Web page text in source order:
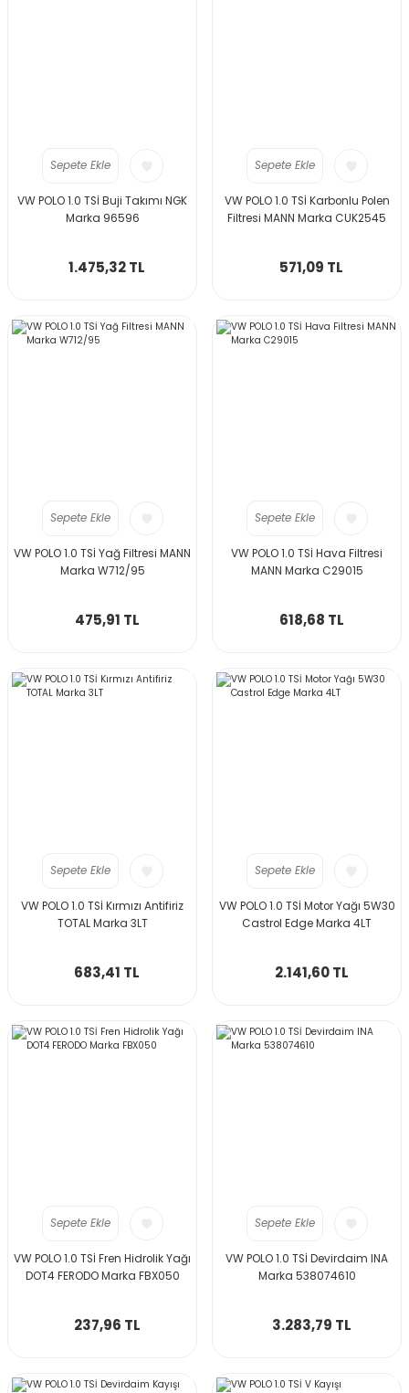
Sepete Ekle
VW POLO 1.0 TSİ Buji Takımı NGK
Marka 96596
1.475,32 TL
Sepete Ekle
VW POLO 1.0 TSİ Karbonlu Polen
Filtresi MANN Marka CUK2545
571,09 TL
Sepete Ekle
VW POLO 1.0 TSİ Yağ Filtresi MANN
Marka W712/95
475,91 TL
Sepete Ekle
VW POLO 1.0 TSİ Hava Filtresi
MANN Marka C29015
618,68 TL
Sepete Ekle
VW POLO 1.0 TSİ Kırmızı Antifiriz
TOTAL Marka 3LT
683,41 TL
Sepete Ekle
VW POLO 1.0 TSİ Motor Yağı 5W30
Castrol Edge Marka 4LT
2.141,60 TL
Sepete Ekle
VW POLO 1.0 TSİ Fren Hidrolik Yağı
DOT4 FERODO Marka FBX050
237,96 TL
Sepete Ekle
VW POLO 1.0 TSİ Devirdaim INA
Marka 538074610
3.283,79 TL